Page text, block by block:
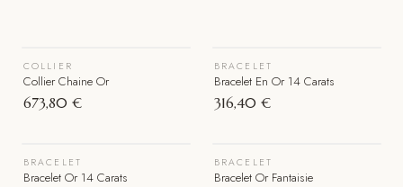
COLLIER
Collier Chaine Or
673,80 €
Épuisé
BRACELET
Bracelet En Or 14 Carats
316,40 €
BRACELET
Bracelet Or 14 Carats
Épuisé
BRACELET
Bracelet Or Fantaisie